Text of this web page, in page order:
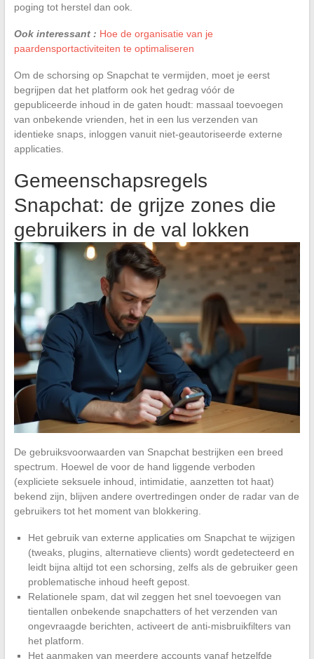
poging tot herstel dan ook.
Ook interessant : Hoe de organisatie van je
paardensportactiviteiten te optimaliseren
Om de schorsing op Snapchat te vermijden, moet je eerst
begrijpen dat het platform ook het gedrag vóór de
gepubliceerde inhoud in de gaten houdt: massaal toevoegen
van onbekende vrienden, het in een lus verzenden van
identieke snaps, inloggen vanuit niet-geautoriseerde externe
applicaties.
Gemeenschapsregels
Snapchat: de grijze zones die
gebruikers in de val lokken
De gebruiksvoorwaarden van Snapchat bestrijken een breed
spectrum. Hoewel de voor de hand liggende verboden
(expliciete seksuele inhoud, intimidatie, aanzetten tot haat)
bekend zijn, blijven andere overtredingen onder de radar van de
gebruikers tot het moment van blokkering.
Het gebruik van externe applicaties om Snapchat te wijzigen
(tweaks, plugins, alternatieve clients) wordt gedetecteerd en
leidt bijna altijd tot een schorsing, zelfs als de gebruiker geen
problematische inhoud heeft gepost.
Relationele spam, dat wil zeggen het snel toevoegen van
tientallen onbekende snapchatters of het verzenden van
ongevraagde berichten, activeert de anti-misbruikfilters van
het platform.
Het aanmaken van meerdere accounts vanaf hetzelfde